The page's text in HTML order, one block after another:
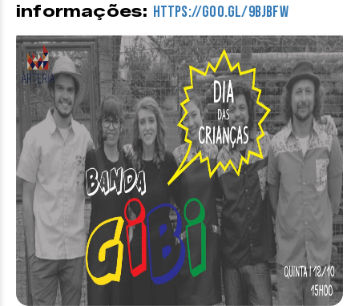
informações: https://goo.gl/9BJBFW